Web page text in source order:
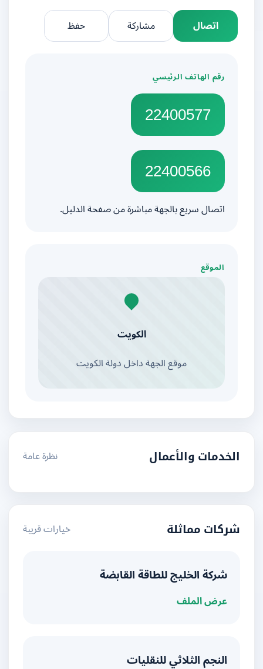
اتصال
مشاركة
رقم الهاتف الرئيسي
22400577
22400566
اتصال سريع بالجهة مباشرة من صفحة الدليل.
الموقع
الكويت
موقع الجهة داخل دولة الكويت
الخدمات والأعمال نظرة عامة
شركات مماثلة خيارات قريبة
شركة الخليج للطاقة القابضة
عرض الملف
النجم الثلاثي للنقليات